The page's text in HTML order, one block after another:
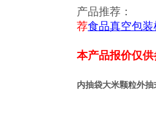
产品推荐：
荐食品真空包装
本产品报价仅
内抽袋大米颗粒外